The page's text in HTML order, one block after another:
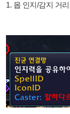
1. 몹 인지/감지 거